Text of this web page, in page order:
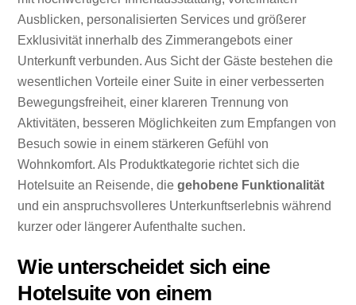
Ausblicken, personalisierten Services und größerer
Exklusivität innerhalb des Zimmerangebots einer
Unterkunft verbunden. Aus Sicht der Gäste bestehen die
wesentlichen Vorteile einer Suite in einer verbesserten
Bewegungsfreiheit, einer klareren Trennung von
Aktivitäten, besseren Möglichkeiten zum Empfangen von
Besuch sowie in einem stärkeren Gefühl von
Wohnkomfort. Als Produktkategorie richtet sich die
Hotelsuite an Reisende, diegehobene Funktionalität
und ein anspruchsvolleres Unterkunftserlebnis während
kurzer oder längerer Aufenthalte suchen.
Wie unterscheidet sich eine
Hotelsuite von einem